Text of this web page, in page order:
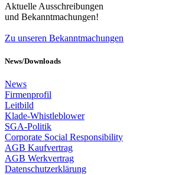
Aktuelle Ausschreibungen
und Bekanntmachungen!
Zu unseren Bekanntmachungen
News/Downloads
News
Firmenprofil
Leitbild
Klade-Whistleblower
SGA-Politik
Corporate Social Responsibility
AGB Kaufvertrag
AGB Werkvertrag
Datenschutzerklärung